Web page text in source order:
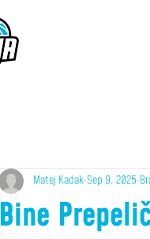
Bine
Matej Kadak Sep 9, 2025